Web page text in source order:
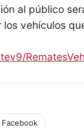
al público
vehículos
Facebook